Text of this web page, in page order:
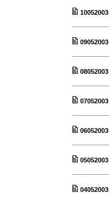
10052003
09052003
08052003
07052003
06052003
05052003
04052003